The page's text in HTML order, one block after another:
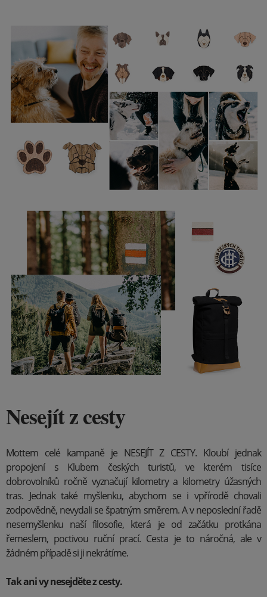
Nesejít z cesty
Mottem celé kampaně je NESEJÍT Z CESTY. Kloubí jednak
propojení s Klubem českých turistů, ve kterém tisíce
dobrovolníků ročně vyznačují kilometry a kilometry úžasných
tras. Jednak také myšlenku, abychom se i vpřírodě chovali
zodpovědně, nevydali se špatným směrem. A v neposlední řadě
nesemyšlenku naší filosofie, která je od začátku protkána
řemeslem, poctivou ruční prací. Cesta je to náročná, ale v
žádném případě si ji nekrátíme.
Tak ani vy nesejděte z cesty.